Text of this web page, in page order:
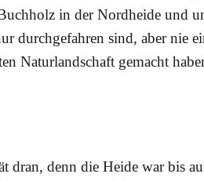
in der Nordheide und
durchgefahren sind, aber nie
Naturlandschaft gemacht
dran, denn die Heide war bis